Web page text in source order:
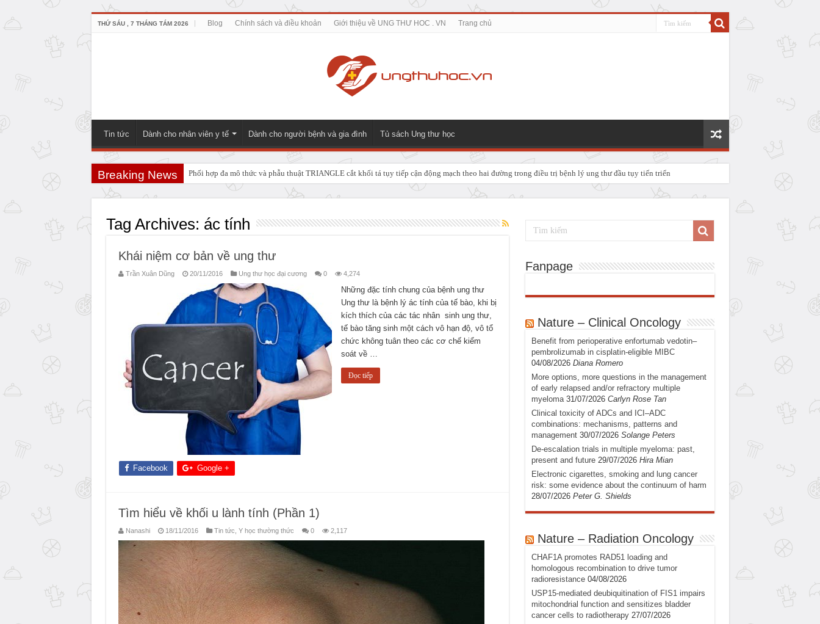
THỨ SÁU , 7 THÁNG TÁM 2026 Blog Chính sách và điều khoản Giới thiệu về UNG THƯ HOC . VN Trang chủ
Tin tức Dành cho nhân viên y tế Dành cho người bệnh và gia đình Tủ sách Ung thư học
Breaking News Phối hợp đa mô thức và phẫu thuật TRIANGLE cắt khối tá tụy tiếp cận động mạch theo hai đường trong điều trị bệnh lý ung thư đầu tụy tiến triển
PHẪU THUẬT NEUHAUS: GIẢI PHÁP ĐIỀU TRỊ TRIỆT CĂN CHO UNG THƯ NGÃ BA ĐƯỜNG MẬT TUÝP IV
Tag Archives: ác tính
Khái niệm cơ bản về ung thư
Trần Xuân Dũng 20/11/2016 Ung thư học đại cương 0 4,274
Những đặc tính chung của bệnh ung thư
Ung thư là bệnh lý ác tính của tế bào, khi bị
kích thích của các tác nhân sinh ung thư,
tế bào tăng sinh một cách vô hạn độ, vô tổ
chức không tuân theo các cơ chế kiểm
soát về …
Đọc tiếp
Facebook Google +
Tìm hiểu về khối u lành tính (Phần 1)
Nanashi 18/11/2016 Tin tức Y học thường thức 0 2,117
Fanpage
Nature – Clinical Oncology
Benefit from perioperative enfortumab vedotin–
pembrolizumab in cisplatin-eligible MIBC
04/08/2026 Diana Romero
More options, more questions in the management
of early relapsed and/or refractory multiple
myeloma 31/07/2026 Carlyn Rose Tan
Clinical toxicity of ADCs and ICI–ADC
combinations: mechanisms, patterns and
management 30/07/2026 Solange Peters
De-escalation trials in multiple myeloma: past,
present and future 29/07/2026 Hira Mian
Electronic cigarettes, smoking and lung cancer
risk: some evidence about the continuum of harm
28/07/2026 Peter G. Shields
Nature – Radiation Oncology
CHAF1A promotes RAD51 loading and
homologous recombination to drive tumor
radioresistance 04/08/2026
USP15-mediated deubiquitination of FIS1 impairs
mitochondrial function and sensitizes bladder
cancer cells to radiotherapy 27/07/2026